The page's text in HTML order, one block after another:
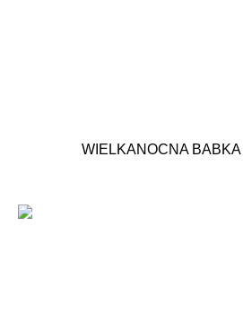
WIELKANOCNA